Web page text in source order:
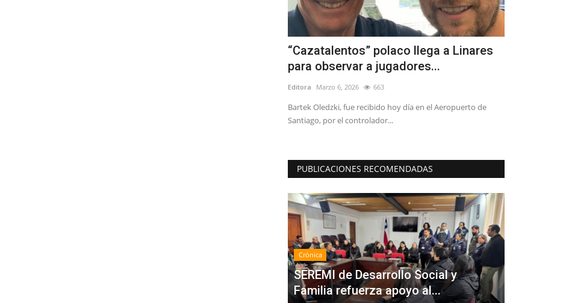
“Cazatalentos” polaco llega a Linares
para observar a jugadores...
Editora Marzo 6, 2026 663
Bartek Oledzki, fue recibido hoy día en el Aeropuerto de
Santiago, por el controlador...
PUBLICACIONES RECOMENDADAS
Crónica
SEREMI de Desarrollo Social y
Familia refuerza apoyo al...